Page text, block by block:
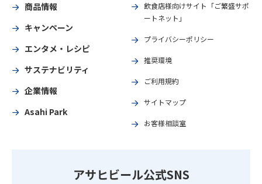
商品情報
キャンペーン
エンタメ・レシピ
サステナビリティ
企業情報
Asahi Park
飲食店様向けサイト「ご繁盛サポ
ートネット」
プライバシーポリシー
推奨環境
ご利用規約
サイトマップ
お客様相談室
アサヒビール公式SNS